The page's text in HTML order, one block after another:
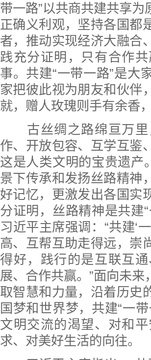
带一路”以共商共建共享
正确义利观，坚持各国都
者，推动实现经济大融合
践充分证明，只有合作
事。共建“一带一路”是大
家把彼此视为朋友和伙伴
就，赠人玫瑰则手有余香
古丝绸之路绵亘万里
作、开放包容、互学互鉴
这是人类文明的宝贵遗产
景下传承和发扬丝路精神
好记忆，更激发出各国实
分证明，丝路精神是共建
习近平主席强调：“共建‘
高、互帮互助走得远，崇
得好，践行的是互联互
展、合作共赢。”面向未
取智慧和力量，沿着历史
国梦和世界梦，共建“一
文明交流的渴望、对和
求、对美好生活的向往。